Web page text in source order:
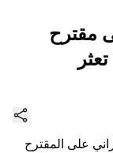
مقترح
على المقترح